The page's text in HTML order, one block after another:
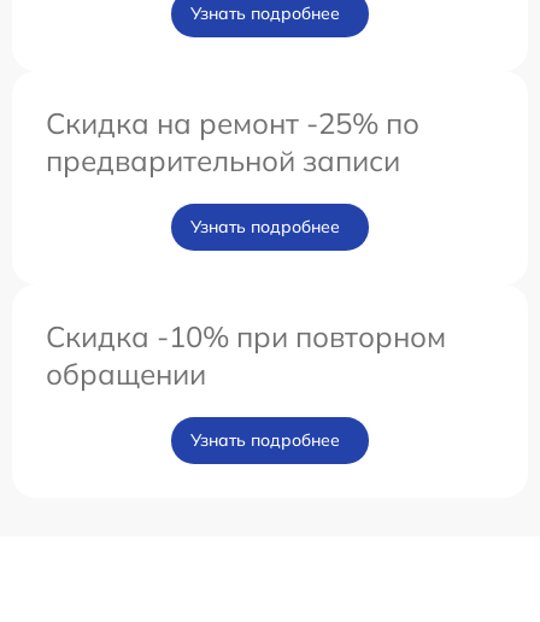
Узнать подробнее
Скидка на ремонт -25% по
предварительной записи
Узнать подробнее
Скидка -10% при повторном
обращении
Узнать подробнее